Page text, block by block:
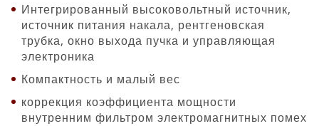
Интегрированный высоковольтный источник,
источник питания накала, рентгеновская
трубка, окно выхода пучка и управляющая
электроника
Компактность и малый вес
коррекция коэффициента мощности
внутренним фильтром электромагнитных помех